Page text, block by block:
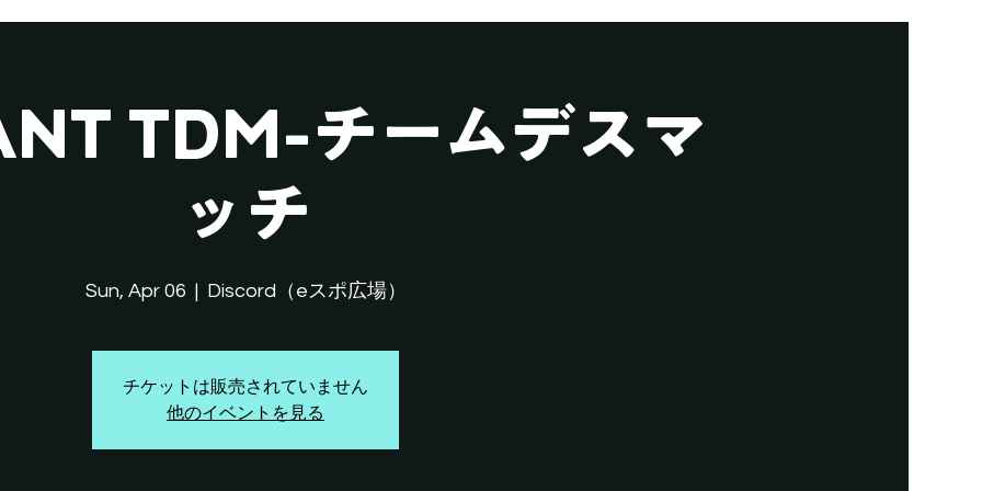
TDM-チームデスマ
ッチ
Sun, Apr 06
  |
Discord（eスポ広場）
チケットは販売されていません
他のイベントを見る